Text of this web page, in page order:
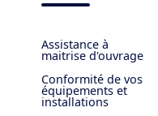
Assistance à
maitrise d'ouvrage
Conformité de vos
équipements et
installations